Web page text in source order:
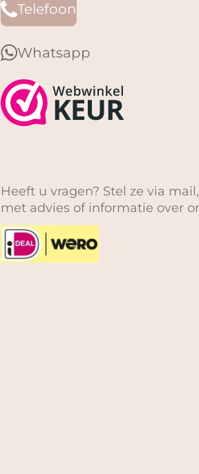
Telefoon
Whatsapp
Heeft u vragen? Stel ze via
met advies of informatie over